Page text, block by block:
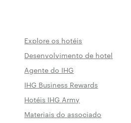
Explore os hotéis
Desenvolvimento de hotel
Agente do IHG
IHG Business Rewards
Hotéis IHG Army
Materiais do associado